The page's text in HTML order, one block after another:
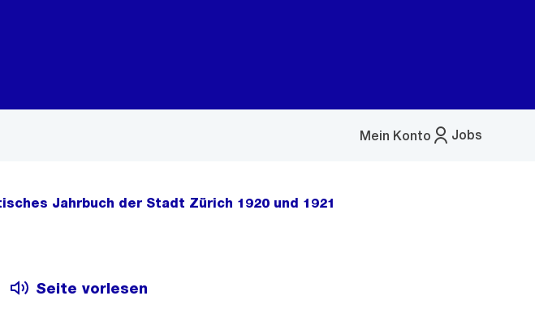
Jobs
Mein Konto
Menü
Jahrbuch der Stadt Zürich 1920 und 1921
Seite vorlesen